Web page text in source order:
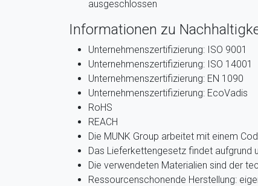
ausgeschlossen
Informationen zu
Unternehmenszertifizierung: ISO 9001
Unternehmenszertifizierung: ISO 14001
Unternehmenszertifizierung: EN 1090
Unternehmenszertifizierung: EcoVadis
RoHS
REACH
Die MUNK Group arbeitet mit einem
Das Lieferkettengesetz findet aufgrund
Die verwendeten Materialien sind der
Ressourcenschonende Herstellung: